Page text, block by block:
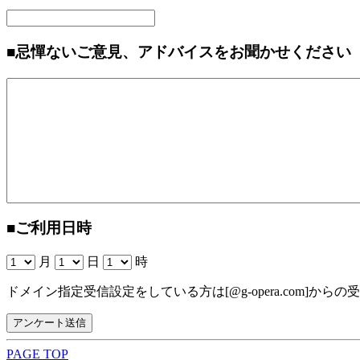
■忌憚ないご意見、アドバイスをお聞かせください
■ご利用日時
月 日 時
ドメイン指定受信設定をしている方は[@g-opera.com]からの
PAGE TOP